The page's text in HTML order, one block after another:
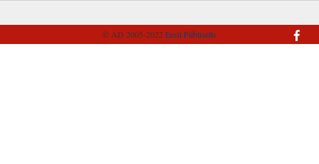
© AD 2005-2022Eesti Piibliselts